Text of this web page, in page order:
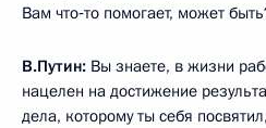
Вам что‑то помогает, может
В.Путин: Вы знаете, в жизни
нацелен на достижение
дела, которому ты себя